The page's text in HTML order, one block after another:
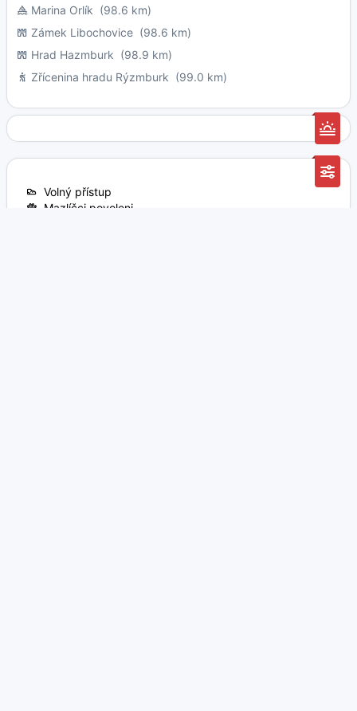
Marina Orlík (98.6 km)
Zámek Libochovice (98.6 km)
Hrad Hazmburk (98.9 km)
Zřícenina hradu Rýzmburk (99.0 km)
Volný přístup
Mazlíčci povoleni